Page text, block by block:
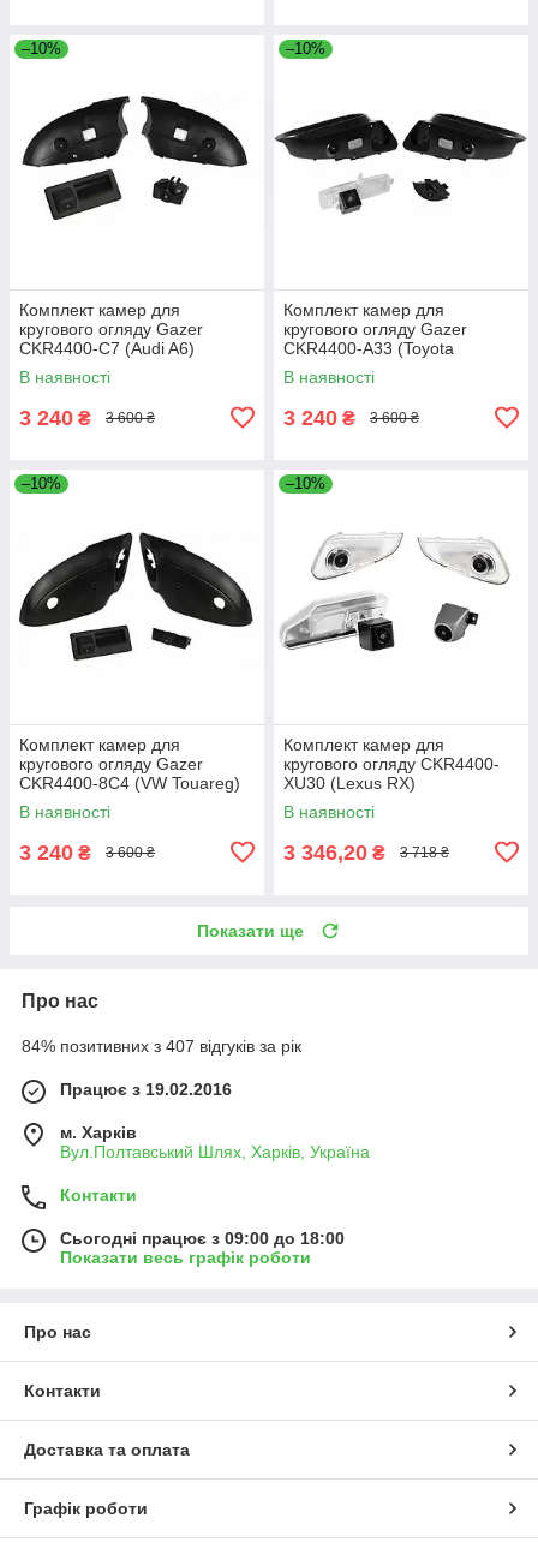
–10%
Комплект камер для
кругового огляду Gazer
CKR4400-C7 (Audi A6)
В наявності
3 240 ₴ 3 600 ₴
–10%
Комплект камер для
кругового огляду Gazer
CKR4400-A33 (Toyota
Highlander)
В наявності
3 240 ₴ 3 600 ₴
–10%
Комплект камер для
кругового огляду Gazer
CKR4400-8C4 (VW Touareg)
В наявності
3 240 ₴ 3 600 ₴
–10%
Комплект камер для
кругового огляду CKR4400-
XU30 (Lexus RX)
В наявності
3 346,20 ₴ 3 718 ₴
Показати ще
Про нас
84% позитивних з 407 відгуків за рік
Працює з 19.02.2016
м. Харків
Вул.Полтавський Шлях, Харків, Україна
Контакти
Сьогодні працює з 09:00 до 18:00
Показати весь графік роботи
Про нас
Контакти
Доставка та оплата
Графік роботи